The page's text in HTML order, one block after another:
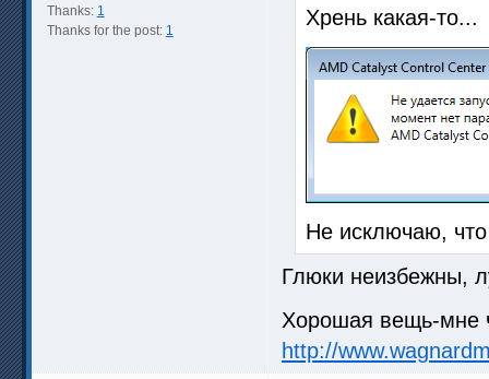
Thanks: 1
Thanks for the post: 1
Хрень какая-то...
Не исключаю,
Глюки неизбежны,
Хорошая вещь-мне
http://